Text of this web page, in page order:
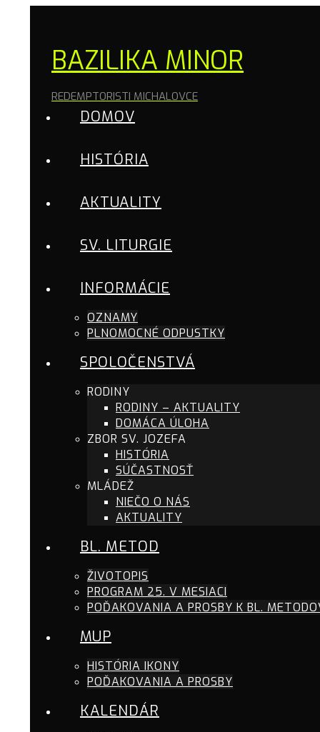
BAZILIKA MINOR
REDEMPTORISTI MICHALOVCE
DOMOV
HISTÓRIA
AKTUALITY
SV. LITURGIE
INFORMÁCIE
OZNAMY
PLNOMOCNÉ ODPUSTKY
SPOLOČENSTVÁ
RODINY
RODINY – AKTUALITY
DOMÁCA ÚLOHA
ZBOR SV. JOZEFA
HISTÓRIA
SÚČASTNOSŤ
MLÁDEŽ
NIEČO O NÁS
AKTUALITY
BL. METOD
ŽIVOTOPIS
PROGRAM 25. V MESIACI
POĎAKOVANIA A PROSBY K BL.
MUP
HISTÓRIA IKONY
POĎAKOVANIA A PROSBY
KALENDÁR